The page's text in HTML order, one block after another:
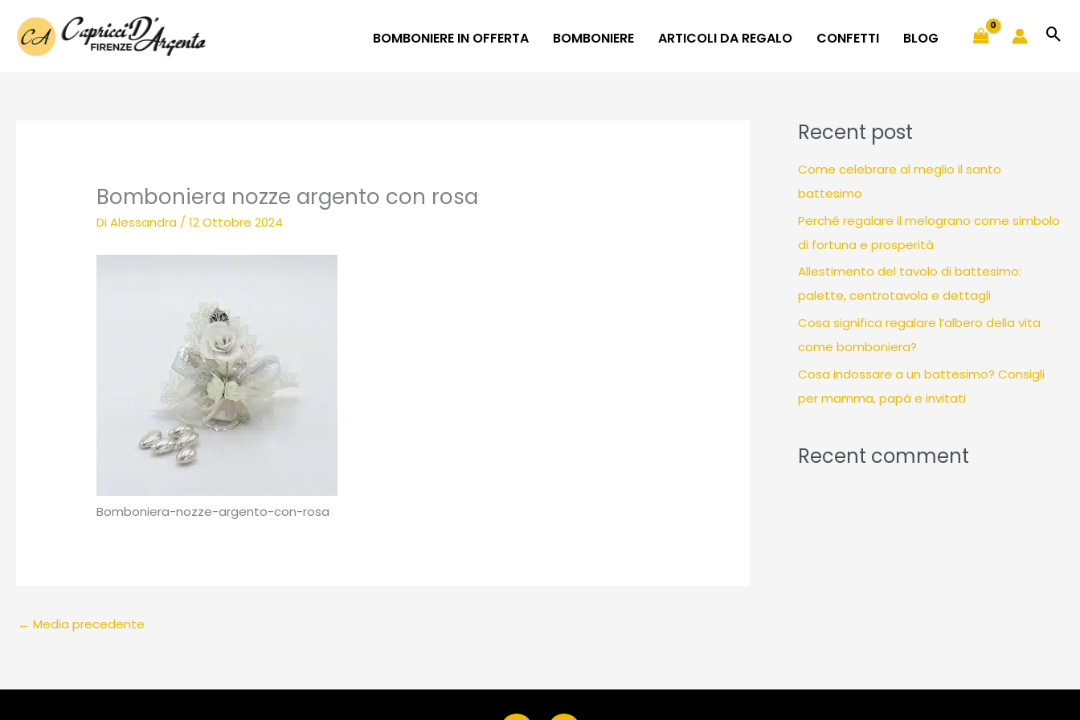
contenuto
BOMBONIERE IN OFFERTA BOMBONIERE ARTICOLI DA REGALO CONFETTI BLOG
Bomboniera nozze argento con rosa
DiAlessandra /12 Ottobre 2024
Bomboniera-nozze-argento-con-rosa
← Media precedente
Recent post
Come celebrare al meglio il santo
battesimo
Perché regalare il melograno come simbolo
di fortuna e prosperità
Allestimento del tavolo di battesimo:
palette, centrotavola e dettagli
Cosa significa regalare l’albero della vita
come bomboniera?
Cosa indossare a un battesimo? Consigli
per mamma, papà e invitati
Recent comment